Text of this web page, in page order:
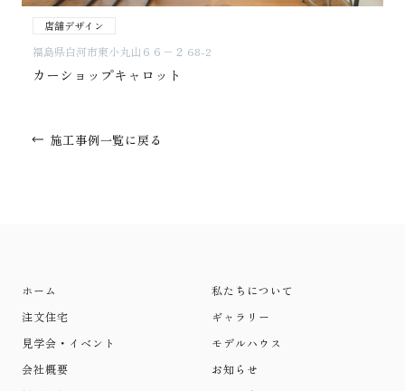
店舗デザイン
福島県白河市東小丸山６６−２ 68-2
カーショップキャロット
施工事例一覧に戻る
ホーム
私たちについて
注文住宅
ギャラリー
見学会・イベント
モデルハウス
会社概要
お知らせ